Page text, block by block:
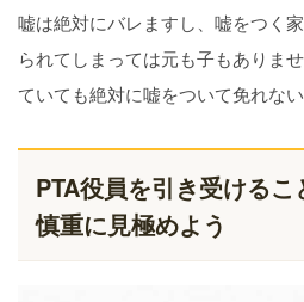
嘘は絶対にバレますし、嘘をつく
られてしまっては元も子もありま
ていても絶対に嘘をついて免れない
PTA役員を引き受ける
慎重に見極めよう